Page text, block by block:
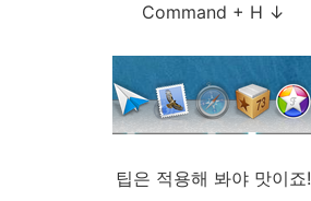
Command + H ↓
팁은 적용해 봐야 맛이죠!